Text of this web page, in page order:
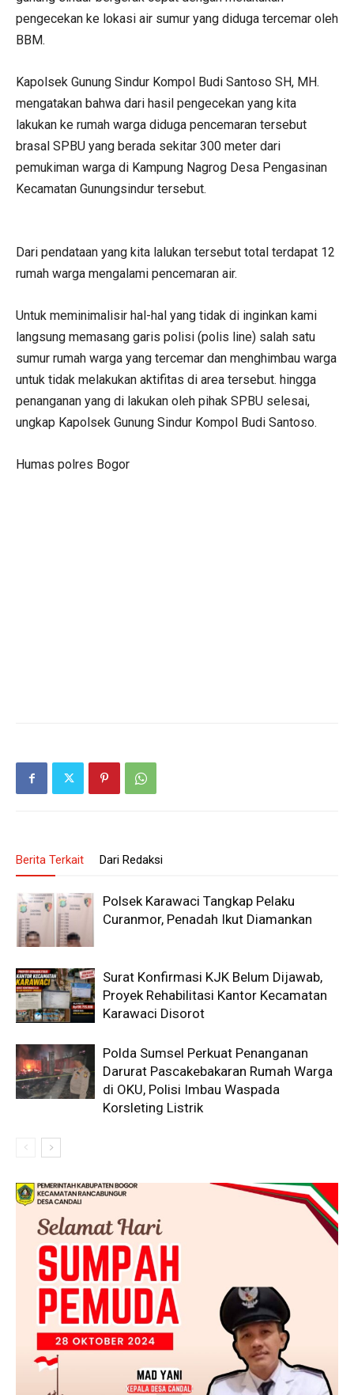
pengecekan ke lokasi air sumur yang diduga tercemar oleh
BBM.
Kapolsek Gunung Sindur Kompol Budi Santoso SH, MH.
mengatakan bahwa dari hasil pengecekan yang kita
lakukan ke rumah warga diduga pencemaran tersebut
brasal SPBU yang berada sekitar 300 meter dari
pemukiman warga di Kampung Nagrog Desa Pengasinan
Kecamatan Gunungsindur tersebut.
Dari pendataan yang kita lalukan tersebut total terdapat 12
rumah warga mengalami pencemaran air.
Untuk meminimalisir hal-hal yang tidak di inginkan kami
langsung memasang garis polisi (polis line) salah satu
sumur rumah warga yang tercemar dan menghimbau warga
untuk tidak melakukan aktifitas di area tersebut. hingga
penanganan yang di lakukan oleh pihak SPBU selesai,
ungkap Kapolsek Gunung Sindur Kompol Budi Santoso.
Humas polres Bogor
Berita Terkait Dari Redaksi
Polsek Karawaci Tangkap Pelaku
Curanmor, Penadah Ikut Diamankan
Surat Konfirmasi KJK Belum Dijawab,
Proyek Rehabilitasi Kantor Kecamatan
Karawaci Disorot
Polda Sumsel Perkuat Penanganan
Darurat Pascakebakaran Rumah Warga
di OKU, Polisi Imbau Waspada
Korsleting Listrik